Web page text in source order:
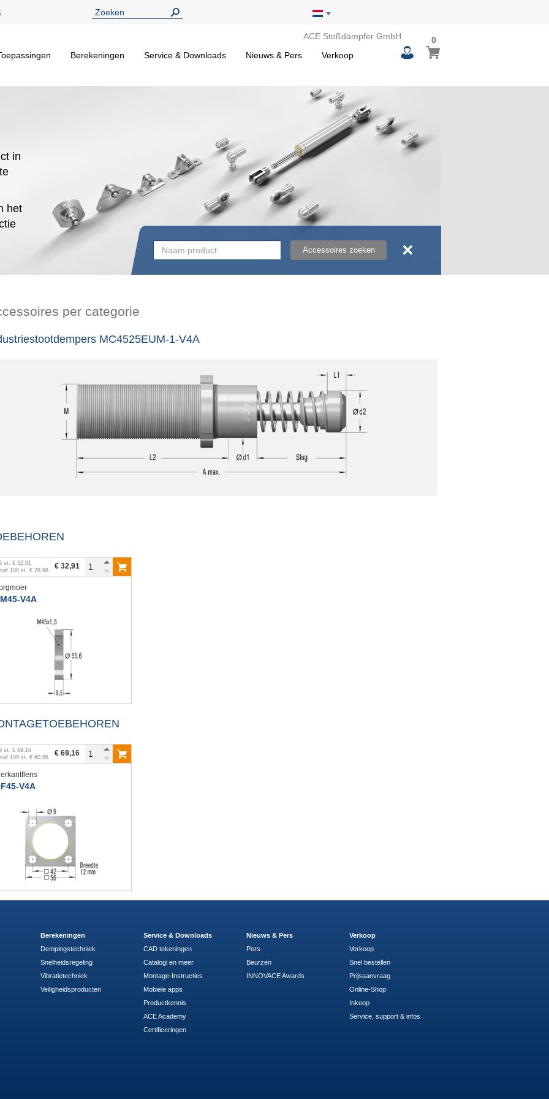
ACE Stoßdämpfer GmbH
Berekeningen Service & Downloads Nieuws & Pers Verkoop
Winkelwagen
00
items
in
het
Accessoires zoeken ×
per categorie
MC4525EUM-1-V4A
st. € 32,91
100 st. € 28,96 € 32,91
V4A
st. € 69,16
100 st. € 60,86 € 69,16
V4A
Berekeningen
Dempingstechniek
Snelheidsregeling
Vibratietechniek
Veiligheidsproducten
Service & Downloads
CAD tekeningen
Catalogi en meer
Montage-Instructies
Mobiele apps
Productkennis
ACE Academy
Certificeringen
Nieuws & Pers
Pers
Beurzen
INNOVACE Awards
Verkoop
Verkoop
Snel bestellen
Prijsaanvraag
Online-Shop
Inkoop
Service, support & infos